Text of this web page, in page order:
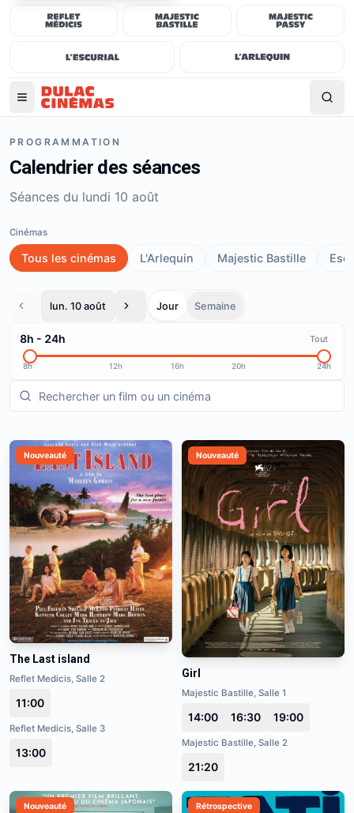
PROGRAMMATION
Calendrier des séances
Séances du lundi 10 août
lun. 10 août Jour Semaine
8h - 24h Tout
8h 12h 16h 20h 24h
Cinémas
Tous les cinémas L'Arlequin Majestic Bastille
Nouveauté
The Last island
Reflet Medicis, Salle 2
11:00
Reflet Medicis, Salle 3
13:00
Nouveauté
Girl
Majestic Bastille, Salle 1
14:00 16:30 19:00
Majestic Bastille, Salle 2
21:20
Nouveauté Rétrospective